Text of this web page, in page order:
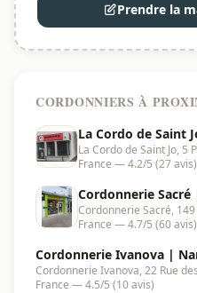
Prendre la
CORDONNIERS À
La Cordo de Saint
La Cordo de Saint Jo, 5
France — 4.2/5 (27 avis)
Cordonnerie Sacré
Cordonnerie Sacré,
France — 4.7/5 (60 avis)
Cordonnerie Ivanova |
Cordonnerie Ivanova, 22 Rue
France — 4.5/5 (10 avis)